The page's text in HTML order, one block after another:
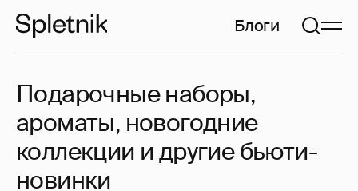
Блоги
Подарочные наборы,
ароматы, новогодние
коллекции и другие бьюти-
новинки